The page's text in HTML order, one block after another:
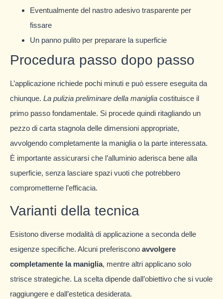
Eventualmente del nastro adesivo trasparente per
fissare
Un panno pulito per preparare la superficie
Procedura passo dopo passo
L’applicazione richiede pochi minuti e può essere eseguita da
chiunque. La pulizia preliminare della maniglia costituisce il
primo passo fondamentale. Si procede quindi ritagliando un
pezzo di carta stagnola delle dimensioni appropriate,
avvolgendo completamente la maniglia o la parte interessata.
È importante assicurarsi che l’alluminio aderisca bene alla
superficie, senza lasciare spazi vuoti che potrebbero
comprometterne l’efficacia.
Varianti della tecnica
Esistono diverse modalità di applicazione a seconda delle
esigenze specifiche. Alcuni preferiscono avvolgere
completamente la maniglia, mentre altri applicano solo
strisce strategiche. La scelta dipende dall’obiettivo che si vuole
raggiungere e dall’estetica desiderata.